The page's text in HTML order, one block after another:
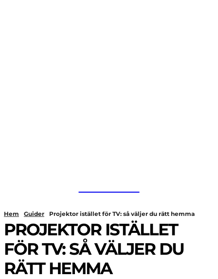
Hem Guider Projektor istället för TV: så väljer du rätt hemma
PROJEKTOR ISTÄLLET
FÖR TV: SÅ VÄLJER DU
RÄTT HEMMA